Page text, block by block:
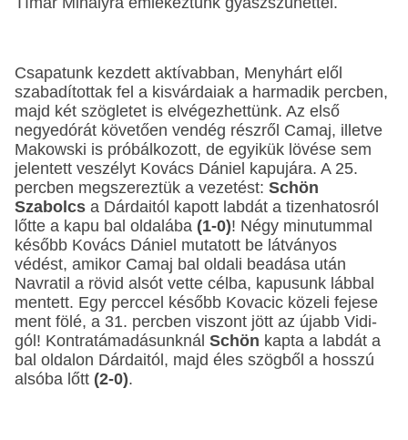
Csapatunk kezdett aktívabban, Menyhárt elől
szabadítottak fel a kisvárdaiak a harmadik percben,
majd két szögletet is elvégezhettünk. Az első
negyedórát követően vendég részről Camaj, illetve
Makowski is próbálkozott, de egyikük lövése sem
jelentett veszélyt Kovács Dániel kapujára. A 25.
percben megszereztük a vezetést: Schön
Szabolcsa Dárdaitól kapott labdát a tizenhatosról
lőtte a kapu bal oldalába (1-0)! Négy minutummal
később Kovács Dániel mutatott be látványos
védést, amikor Camaj bal oldali beadása után
Navratil a rövid alsót vette célba, kapusunk lábbal
mentett. Egy perccel később Kovacic közeli fejese
ment fölé, a 31. percben viszont jött az újabb Vidi-
gól! Kontratámadásunknál Schön kapta a labdát a
bal oldalon Dárdaitól, majd éles szögből a hosszú
alsóba lőtt (2-0).